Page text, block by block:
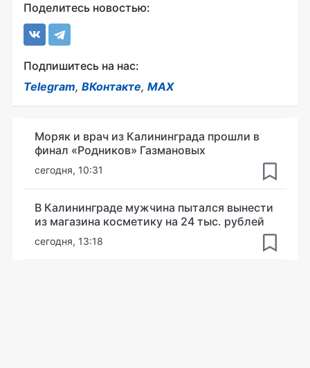
Поделитесь новостью:
Подпишитесь на нас:
Telegram, ВКонтакте, MAX
Моряк и врач из Калининграда прошли в
финал «Родников» Газмановых
сегодня, 10:31
В Калининграде мужчина пытался вынести
из магазина косметику на 24 тыс. рублей
сегодня, 13:18